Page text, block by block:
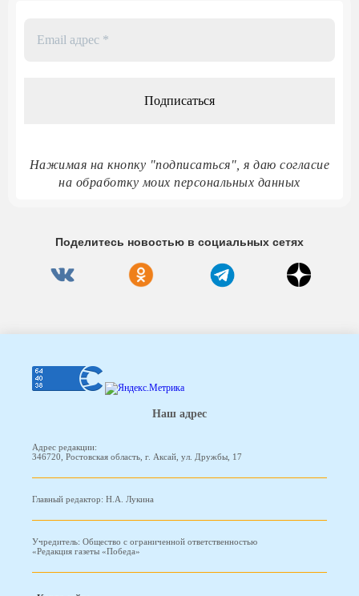
Нажимая на кнопку "подписаться", я даю согласие
на обработку моих персональных данных
Поделитесь новостью в социальных сетях
Наш адрес
Адрес редакции:
346720, Ростовская область, г. Аксай, ул. Дружбы, 17
Главный редактор: Н.А. Лукина
Учредитель: Общество с ограниченной ответственностью
«Редакция газеты «Победа»